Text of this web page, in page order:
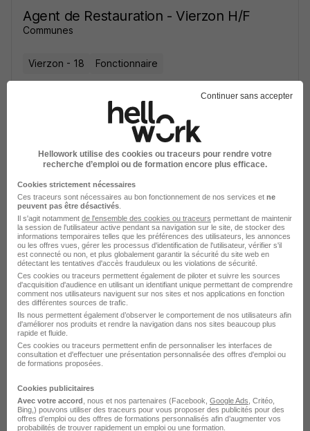
Agent de Restauration - Vierzon H/F
Communes
Vierzon - 18 Fonctionnaire
Policier Municipal - Vierzon H/F
Communes
Vierzon - 18 Fonctionnaire
Voir l’offre
Cuisinier - Vierzon H/F
Communes
Continuer sans accepter
Hellowork utilise des cookies ou traceurs pour rendre votre
recherche d’emploi ou de formation encore plus efficace.
Cookies strictement nécessaires
Ces traceurs sont nécessaires au bon fonctionnement de nos services et ne
peuvent pas être désactivés
Il s'agit notamment de l'ensemble des cookies ou traceurs permettant de maintenir
la session de l'utilisateur active pendant sa navigation sur le site, de stocker des
informations temporaires telles que les préférences des utilisateurs, les annonces
ou les offres vues, gérer les processus d'identification de l'utilisateur, vérifier s'il
est connecté ou non, et plus globalement garantir la sécurité du site web en
détectant les tentatives d'accès frauduleux ou les violations de sécurité.
Ces cookies ou traceurs permettent également de piloter et suivre les sources
d'acquisition d'audience en utilisant un identifiant unique permettant de comprendre
comment nos utilisateurs naviguent sur nos sites et nos applications en fonction
des différentes sources de trafic.
Ils nous permettent également d’observer le comportement de nos utilisateurs afin
d'améliorer nos produits et rendre la navigation dans nos sites beaucoup plus
rapide et fluide.
Ces cookies ou traceurs permettent enfin de personnaliser les interfaces de
consultation et d'effectuer une présentation personnalisée des offres d'emploi ou
de formations proposées.
Cookies publicitaires
Avec votre accord , nous et nos partenaires (Facebook, Google Ads , Critéo,
Bing,) pouvons utiliser des traceurs pour vous proposer des publicités pour des
offres d’emploi ou des offres de formations personnalisés afin d’augmenter vos
probabilités de trouver rapidement un emploi ou une formation.